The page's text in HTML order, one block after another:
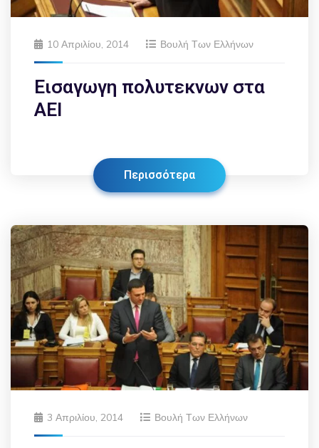
10 Απριλίου, 2014 Βουλή Των Ελλήνων
Εισαγωγη πολυτεκνων στα
ΑΕΙ
Περισσότερα
3 Απριλίου, 2014 Βουλή Των Ελλήνων